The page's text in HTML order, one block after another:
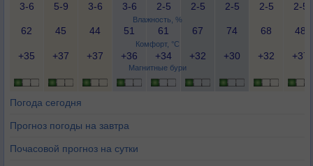
Влажность, %
Комфорт, °C
Магнитные бури
3-6
5-9
3-6
3-6
2-5
2-5
2-5
2-5
2-5
62 45 44 51 61 67 74 68 48
+35 +37 +37 +36 +34 +32 +30 +32 +37
Погода сегодня
Прогноз погоды на завтра
Почасовой прогноз на сутки